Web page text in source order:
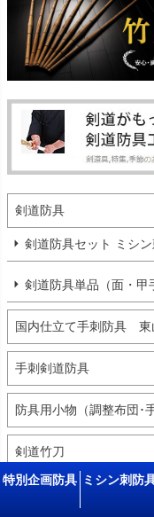
剣道防具
剣道防具セット ミシン
剣道防具単品（面・甲
国内仕立て手刺防具 東
手刺剣道防具
防具用小物（調整布団･
剣道竹刀
特別企画防具 ミシン刺防